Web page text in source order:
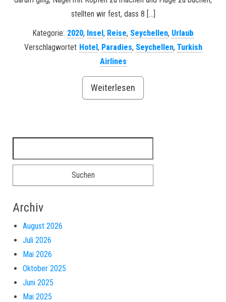
stellten wir fest, dass 8 […]
Kategorie: 2020, Insel, Reise, Seychellen, Urlaub
Verschlagwortet Hotel, Paradies, Seychellen, Turkish
Airlines
Weiterlesen
Archiv
August 2026
Juli 2026
Mai 2026
Oktober 2025
Juni 2025
Mai 2025